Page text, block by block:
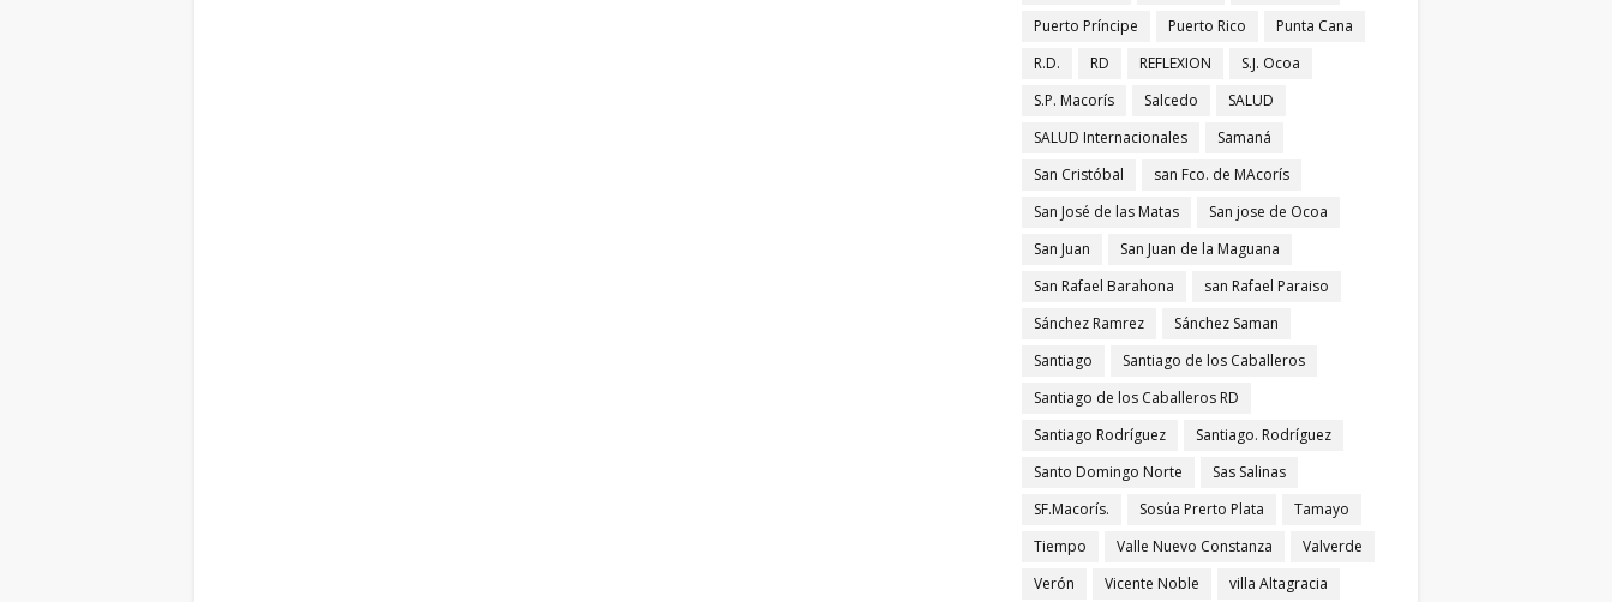
Puerto Príncipe
Puerto Rico
Punta Cana
R.D.
RD REFLEXION
S.J. Ocoa
S.P. Macorís
Salcedo
SALUD
SALUD Internacionales
Samaná
San Cristóbal
san Fco. de MAcorís
San José de las Matas
San jose de Ocoa
San Juan
San Juan de la Maguana
San Rafael Barahona
san Rafael Paraiso
Sánchez Ramrez
Sánchez Saman
Santiago
Santiago de los Caballeros
Santiago de los Caballeros RD
Santiago Rodríguez
Santiago. Rodríguez
Santo Domingo Norte
Sas Salinas
SF.Macorís.
Sosúa Prerto Plata
Tamayo
Tiempo
Valle Nuevo Constanza
Valverde
Verón
Vicente Noble villa Altagracia